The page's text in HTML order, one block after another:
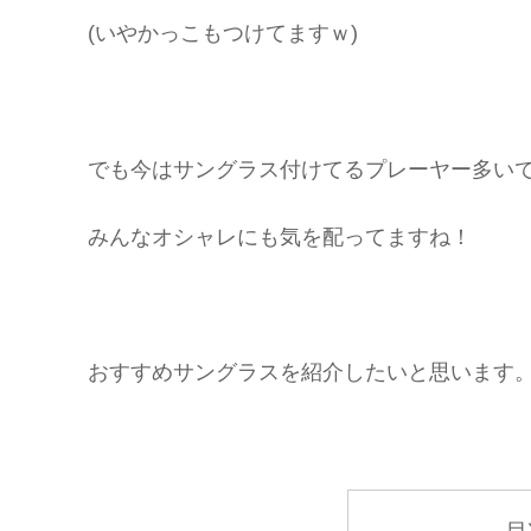
(いやかっこもつけてますｗ)
でも今はサングラス付けてるプレーヤー多い
みんなオシャレにも気を配ってますね！
おすすめサングラスを紹介したいと思います。